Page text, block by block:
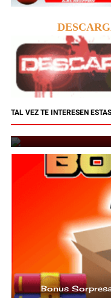
TAL VEZ TE INTERESEN
Bonus